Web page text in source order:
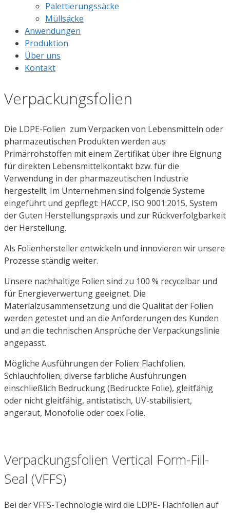
Palettierungssäcke
Müllsäcke
Anwendungen
Produktion
Über uns
Kontakt
Verpackungsfolien
Die LDPE-Folien zum Verpacken von Lebensmitteln oder
pharmazeutischen Produkten werden aus
Primärrohstoffen mit einem Zertifikat über ihre Eignung
für direkten Lebensmittelkontakt bzw. für die
Verwendung in der pharmazeutischen Industrie
hergestellt. Im Unternehmen sind folgende Systeme
eingeführt und gepflegt: HACCP, ISO 9001:2015, System
der Guten Herstellungspraxis und zur Rückverfolgbarkeit
der Herstellung.
Als Folienhersteller entwickeln und innovieren wir unsere
Prozesse ständig weiter.
Unsere nachhaltige Folien sind zu 100 % recycelbar und
für Energieverwertung geeignet. Die
Materialzusammensetzung und die Qualität der Folien
werden getestet und an die Anforderungen des Kunden
und an die technischen Ansprüche der Verpackungslinie
angepasst.
Mögliche Ausführungen der Folien: Flachfolien,
Schlauchfolien, diverse farbliche Ausführungen
einschließlich Bedruckung (Bedruckte Folie), gleitfähig
oder nicht gleitfähig, antistatisch, UV-stabilisiert,
angeraut, Monofolie oder coex Folie.
Verpackungsfolien Vertical Form-Fill-
Seal (VFFS)
Bei der VFFS-Technologie wird die LDPE- Flachfolien auf